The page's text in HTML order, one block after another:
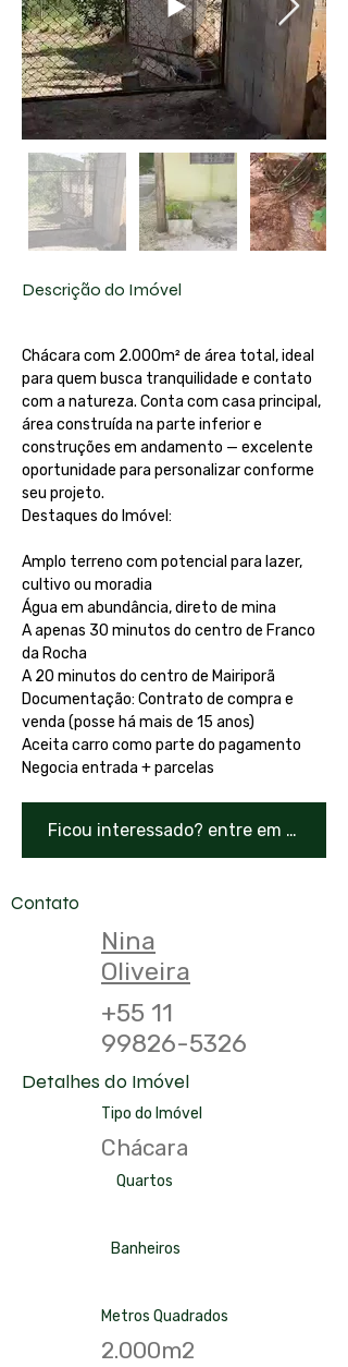
Descrição do Imóvel
Chácara com 2.000m² de área total, ideal
para quem busca tranquilidade e contato
com a natureza. Conta com casa principal,
área construída na parte inferior e
construções em andamento — excelente
oportunidade para personalizar conforme
seu projeto.
Destaques do Imóvel:
Amplo terreno com potencial para lazer,
cultivo ou moradia
Água em abundância, direto de mina
A apenas 30 minutos do centro de Franco
da Rocha
A 20 minutos do centro de Mairiporã
Documentação: Contrato de compra e
venda (posse há mais de 15 anos)
Aceita carro como parte do pagamento
Negocia entrada + parcelas
Ficou interessado? entre em contato!
Contato
Nina
Oliveira
+55 11
99826-5326
Detalhes do Imóvel
Tipo do Imóvel
Chácara
Quartos
Banheiros
Metros Quadrados
2.000m2